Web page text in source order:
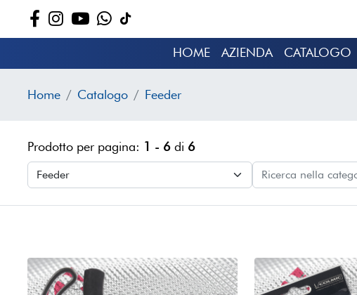
HOME AZIENDA CATALOGO
Home Catalogo Feeder
Prodotto per pagina: 1 - 6 di 6